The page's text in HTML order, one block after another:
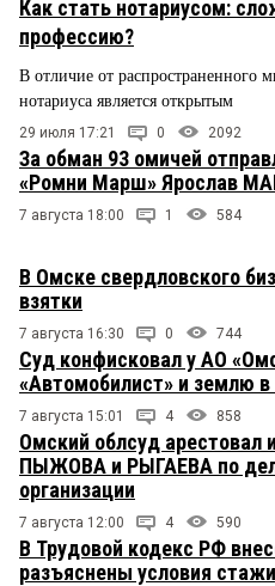
Как стать нотариусом:
профессию?
В отличие от распространенного
нотариуса является открытым
29 июля 17:21 0 2092
За обман 93 омичей
«Ромни Марш» Ярослав
7 августа 18:00 1 584
В Омске свердловского
взятки
7 августа 16:30 0 744
Суд конфисковал у АО
«Автомобилист» и землю в
7 августа 15:01 4 858
Омский облсуд арестовал
ПЫЖОВА и РЫГАЕВА по
организации
7 августа 12:00 4 590
В Трудовой кодекс РФ
разъяснены условия